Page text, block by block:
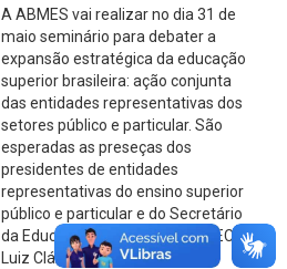
A ABMES vai realizar no dia 31 de
maio seminário para debater a
expansão estratégica da educação
superior brasileira: ação conjunta
das entidades representativas dos
setores público e particular. São
esperadas as preseças dos
presidentes de entidades
representativas do ensino superior
público e particular e do Secretário
da Educação Superior SESu/MEC,
Luiz Cláudio Costa.